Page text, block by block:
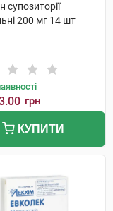
супозиторії
200 мг 14 шт
грн
КУПИТИ